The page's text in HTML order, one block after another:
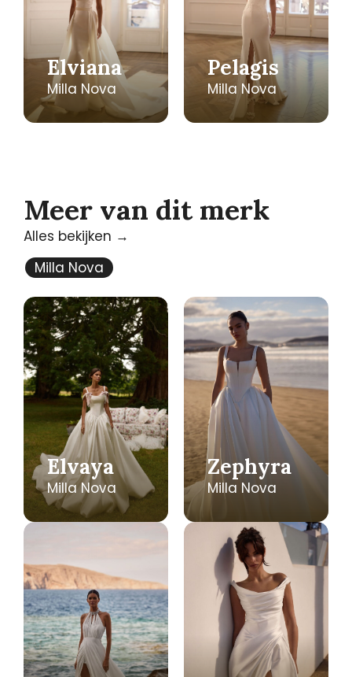
Elviana
Milla Nova
Pelagis
Milla Nova
Meer van dit merk
Alles bekijken →
Milla Nova
Elvaya
Milla Nova
Zephyra
Milla Nova